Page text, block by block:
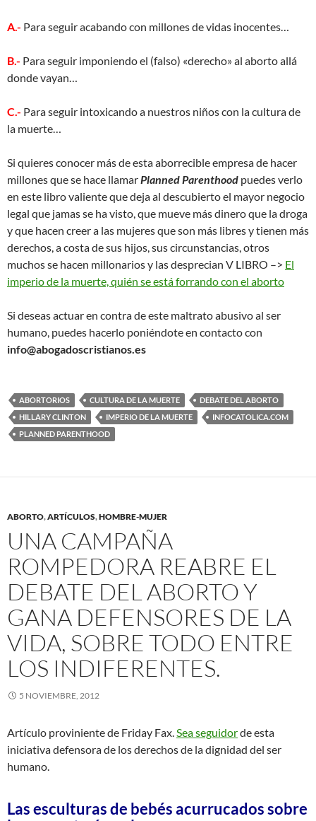
A.- Para seguir acabando con millones de vidas inocentes…
B.- Para seguir imponiendo el (falso) «derecho» al aborto allá
donde vayan…
C.- Para seguir intoxicando a nuestros niños con la cultura de
la muerte…
Si quieres conocer más de esta aborrecible empresa de hacer
millones que se hace llamarPlanned Parenthood puedes verlo
en este libro valiente que deja al descubierto el mayor negocio
legal que jamas se ha visto, que mueve más dinero que la droga
y que hacen creer a las mujeres que son más libres y tienen más
derechos, a costa de sus hijos, sus circunstancias, otros
muchos se hacen millonarios y las desprecian V LIBRO –> El
imperio de la muerte, quién se está forrando con el aborto
Si deseas actuar en contra de este maltrato abusivo al ser
humano, puedes hacerlo poniéndote en contacto con
info@abogadoscristianos.es
ABORTORIOS CULTURA DE LA MUERTE
DEBATE DEL ABORTO
HILLARY CLINTON
IMPERIO DE LA MUERTE
INFOCATOLICA.COM
PLANNED PARENTHOOD
ABORTO,ARTÍCULOS,HOMBRE-MUJER
UNA CAMPAÑA
ROMPEDORA REABRE EL
DEBATE DEL ABORTO Y
GANA DEFENSORES DE LA
VIDA, SOBRE TODO ENTRE
LOS INDIFERENTES.
5 NOVIEMBRE, 2012
Artículo proviniente de Friday Fax.Sea seguidorde esta
iniciativa defensora de los derechos de la dignidad del ser
humano.
Las esculturas de bebés acurrucados sobre